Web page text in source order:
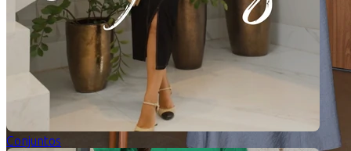
Conjuntos